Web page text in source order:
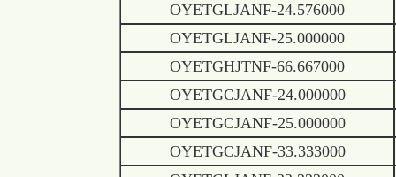
OYETGLJANF-24.576000
OYETGLJANF-25.000000
OYETGHJTNF-66.667000
OYETGCJANF-24.000000
OYETGCJANF-25.000000
OYETGCJANF-33.333000